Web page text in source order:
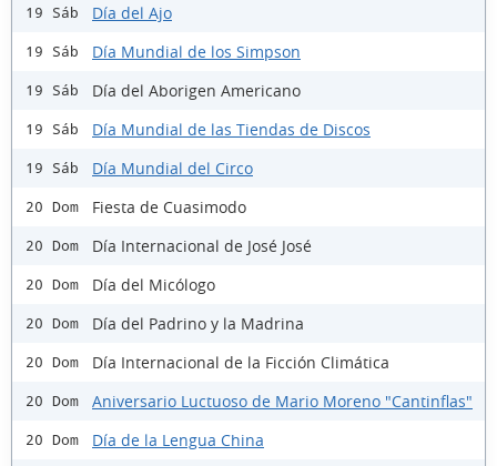
19 Sáb Día del Ajo
19 Sáb Día Mundial de los Simpson
19 Sáb Día del Aborigen Americano
19 Sáb Día Mundial de las Tiendas de Discos
19 Sáb Día Mundial del Circo
20 Dom Fiesta de Cuasimodo
20 Dom Día Internacional de José José
20 Dom Día del Micólogo
20 Dom Día del Padrino y la Madrina
20 Dom Día Internacional de la Ficción Climática
20 Dom Aniversario Luctuoso de Mario Moreno "Cantinflas"
20 Dom Día de la Lengua China